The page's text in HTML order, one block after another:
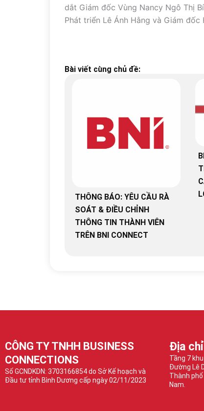
dắt Giám đốc Vùng Nancy Ngô Thị
Phát triển Lê Ánh Hằng và Giám
Bài viết cùng chủ đề:
THÔNG BÁO: YÊU CẦU RÀ
SOÁT & ĐIỀU CHỈNH
THÔNG TIN THÀNH VIÊN
TRÊN BNI CONNECT
CÔNG TY TNHH BUSINESS
CONNECTIONS
Số GCNDKDN: 3703166854 do Sở Kế hoạch và
Đầu tư tỉnh Bình Dương cấp ngày 02/11/2023
Địa
Tầng 7
Đường Lê
Thành
Nam.